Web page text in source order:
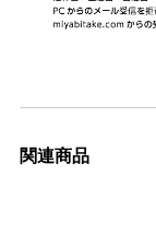
関連商品